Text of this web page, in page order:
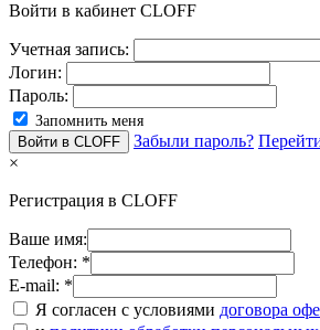
Войти в кабинет CLOFF
Учетная запись:
Логин:
Пароль:
Запомнить меня
Забыли пароль?
×
Регистрация в CLOFF
Ваше имя:
Телефон: *
E-mail: *
Я согласен с условиями договора